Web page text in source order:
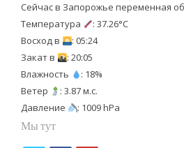
Сейчас в Запорожье переменная
Температура
: 37.26°C
Восход в
: 05:24
Закат в
: 20:05
Влажность
: 18%
Ветер
: 3.87 м.с.
Давление
: 1009 hPa
Мы тут